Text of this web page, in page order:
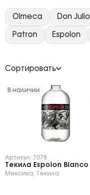
Olmeca Don Julio
Patron Espolon
Сортировать
В наличии
Артикул: 7078
Текила Espolon Blanco
Мексика Текила